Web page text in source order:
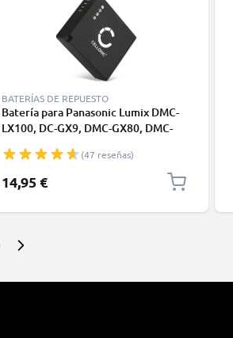
BATERÍAS DE REPUESTO
Batería para Panasonic Lumix DMC-
LX100, DC-GX9, DMC-GX80, DMC-
BLG10 DMW-BLE9 BP-DC15
(730mAh, 7.4V) de CELLONIC
(47 reseñas)
14,95 €